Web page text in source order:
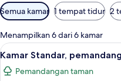
Filter
tersedia
untuk
kamar
Semua kamar 1 tempat tidur 2
Menampilkan 6 dari 6 kamar
Lihat
semua
foto
7
Kamar Standar,
Pemandangan taman